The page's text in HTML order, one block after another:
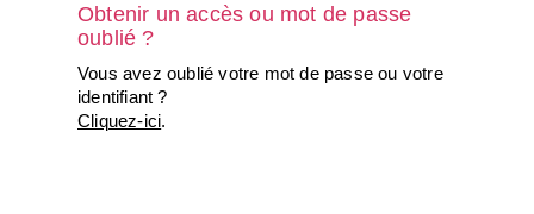
Obtenir un accès ou mot de passe
oublié ?
Vous avez oublié votre mot de passe ou votre
identifiant ?
Cliquez-ici.